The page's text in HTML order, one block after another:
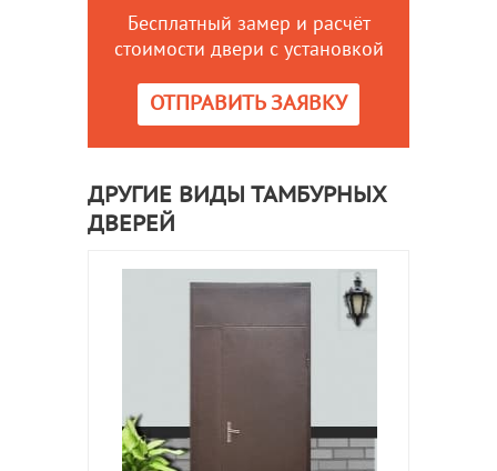
Бесплатный замер и расчёт
стоимости двери с установкой
ОТПРАВИТЬ ЗАЯВКУ
ДРУГИЕ ВИДЫ ТАМБУРНЫХ
ДВЕРЕЙ